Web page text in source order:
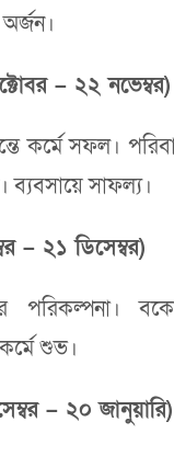
– ২২ নভেম্বর)
কর্মে সফল।
ব্যবসায়ে সাফল্য।
– ২১ ডিসেম্বর)
পরিকল্পনা।
শুভ।
– ২০ জানুয়ারি)